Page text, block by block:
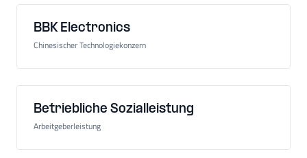
BBK Electronics
Chinesischer Technologiekonzern
Betriebliche Sozialleistung
Arbeitgeberleistung